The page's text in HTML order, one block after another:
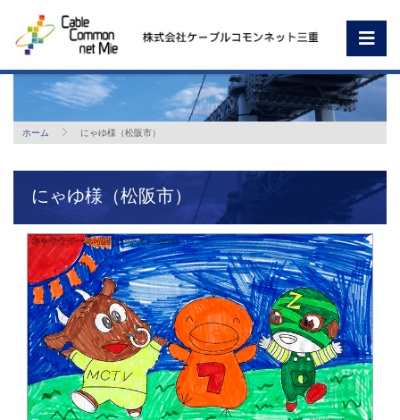
ホーム にゃゆ様（松阪市）
にゃゆ様（松阪市）